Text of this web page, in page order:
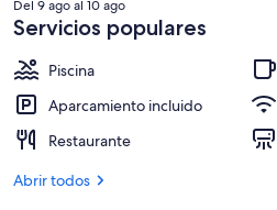
es
de
329 €
Del 9 ago al 10 ago
Servicios populares
Piscina
Aparcamiento incluido
Restaurante
Abrir todos